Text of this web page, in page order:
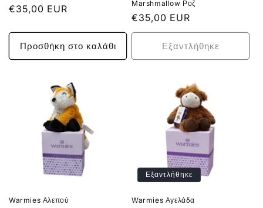
Κανονική
€35,00 EUR
Προσθήκη στο καλάθι
Marshmallow Ροζ
Κανονική
τιμή
€35,00 EUR
Εξαντλήθηκε
Warmies Αλεπού
Εξαντλήθηκε
Warmies Αγελάδα